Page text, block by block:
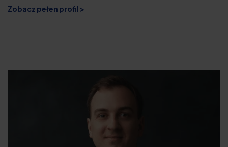
Zobacz pełen profil >